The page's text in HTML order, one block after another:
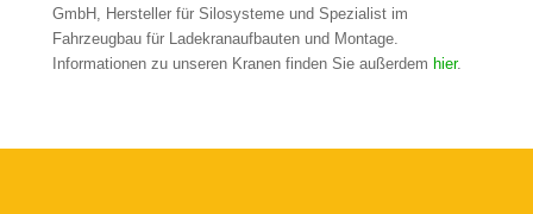
GmbH, Hersteller für Silosysteme und Spezialist im
Fahrzeugbau für Ladekranaufbauten und Montage.
Informationen zu unseren Kranen finden Sie außerdem hier.